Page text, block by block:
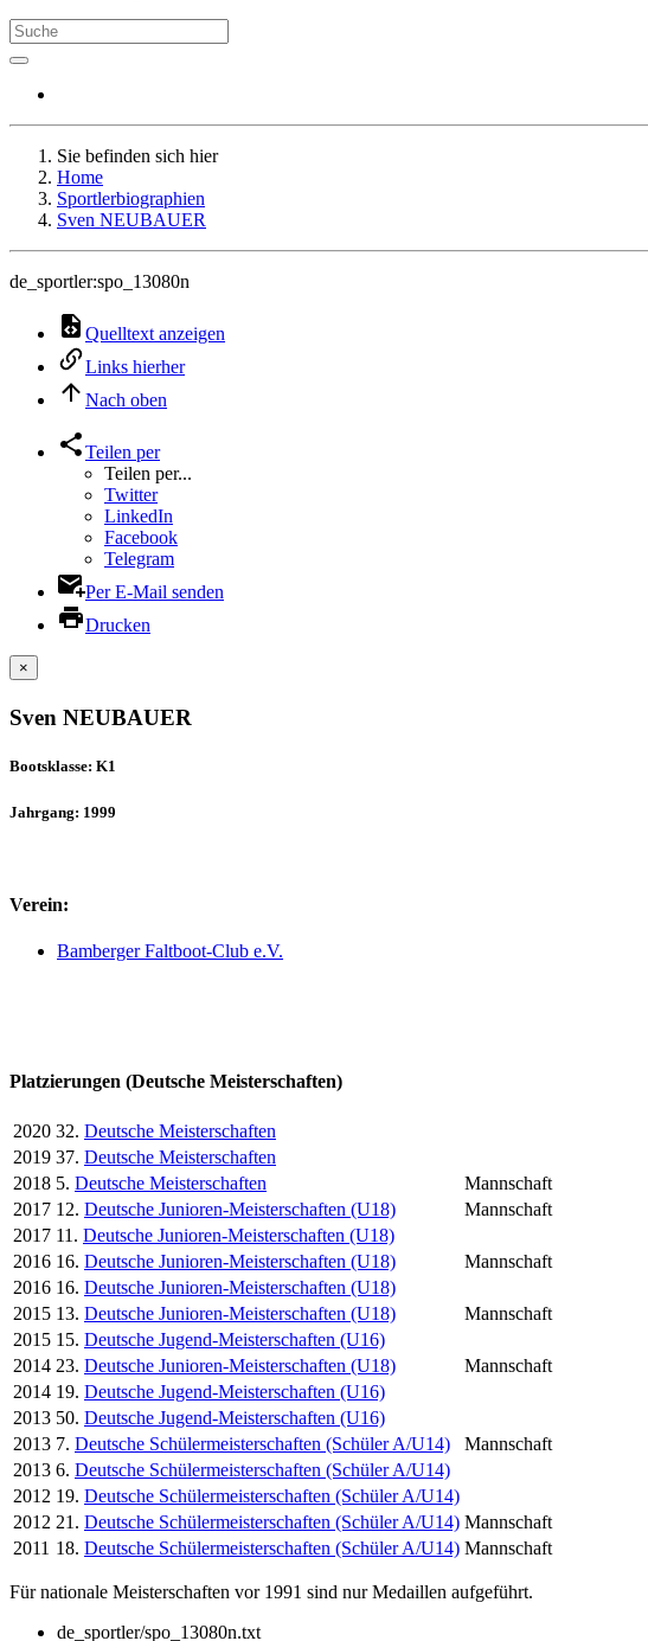
Sie befinden sich hier
Home
Sportlerbiographien
Sven NEUBAUER
de_sportler:spo_13080n
Quelltext anzeigen
Links hierher
Nach oben
Teilen per
Teilen per...
Twitter
LinkedIn
Facebook
Telegram
Per E-Mail senden
Drucken
×
Sven NEUBAUER
Bootsklasse: K1
Jahrgang: 1999
Verein:
Bamberger Faltboot-Club e.V.
Platzierungen (Deutsche Meisterschaften)
2020 32. Deutsche Meisterschaften
2019 37. Deutsche Meisterschaften
2018 5. Deutsche Meisterschaften
Mannschaft
2017 12. Deutsche Junioren-Meisterschaften (U18)
Mannschaft
2017 11. Deutsche Junioren-Meisterschaften (U18)
2016 16. Deutsche Junioren-Meisterschaften (U18)
Mannschaft
2016 16. Deutsche Junioren-Meisterschaften (U18)
2015 13. Deutsche Junioren-Meisterschaften (U18)
Mannschaft
2015 15. Deutsche Jugend-Meisterschaften (U16)
2014 23. Deutsche Junioren-Meisterschaften (U18)
Mannschaft
2014 19. Deutsche Jugend-Meisterschaften (U16)
2013 50. Deutsche Jugend-Meisterschaften (U16)
2013 7. Deutsche Schülermeisterschaften (Schüler A/U14)
Mannschaft
2013 6. Deutsche Schülermeisterschaften (Schüler A/U14)
2012 19. Deutsche Schülermeisterschaften (Schüler A/U14)
2012 21. Deutsche Schülermeisterschaften (Schüler A/U14) Mannschaft
2011 18. Deutsche Schülermeisterschaften (Schüler A/U14) Mannschaft
Für nationale Meisterschaften vor 1991 sind nur Medaillen aufgeführt.
de_sportler/spo_13080n.txt